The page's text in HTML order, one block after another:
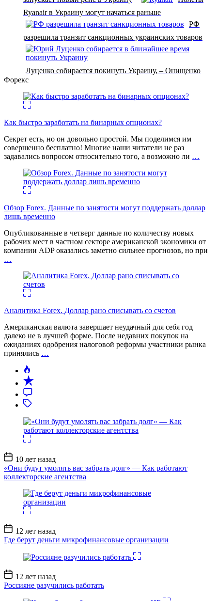
Ryanair в Украину могут начаться раньше
РФ
разрешила транзит санкционных украинских товаров
Луценко собирается покинуть Украину, – Онищенко
Форекс
Как быстро заработать на бинарных опционах?
Секрет есть, но он довольно простой. Мы поделимся им
совершенно бесплатно! Многие наши читатели не раз
задавались вопросом относительно того, а возможно ли …
Обзор Forex. Данные по занятости могут поддержать доллар
лишь временно
Опубликованные в четверг данные по количеству новых
рабочих мест в частном секторе американской экономики от
компании ADP оказались заметно сильнее прогнозов, но при
…
Аналитика Forex. Доллар рано списывать со счетов
Американская валюта завершает неудачный для себя год
далеко не в лучшей форме. После недавних покупок на
ожиданиях одобрения налоговой реформы участники рынка
принялись …
Дата
записи
10 лет назад
«Они будут умолять вас забрать долг» — Как работают
коллекторские агентства
Дата
записи
12 лет назад
Где берут деньги микрофинансовые организации
Дата
записи
12 лет назад
Россияне разучились работать